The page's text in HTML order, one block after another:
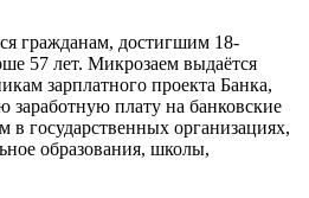
гражданам, достигшим 18-
57 лет. Микрозаем выдаётся
зарплатного проекта Банка,
плату на банковские
в государственных организациях,
образования, школы,